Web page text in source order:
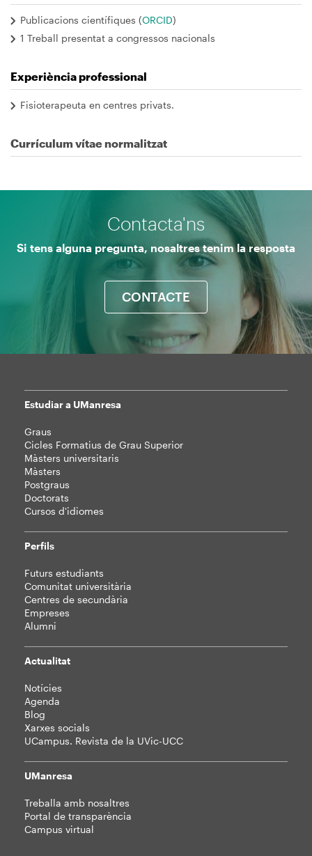
Publicacions científiques (ORCID)
1 Treball presentat a congressos nacionals
Experiència professional
Fisioterapeuta en centres privats.
Currículum vítae normalitzat
Contacta'ns
Si tens alguna pregunta, nosaltres tenim la resposta
CONTACTE
Mapa
web
Estudiar a UManresa
Graus
Cicles Formatius de Grau Superior
Màsters universitaris
Màsters
Postgraus
Doctorats
Cursos d'idiomes
Perfils
Futurs estudiants
Comunitat universitària
Centres de secundària
Empreses
Alumni
Actualitat
Notícies
Agenda
Blog
Xarxes socials
UCampus. Revista de la UVic-UCC
UManresa
Treballa amb nosaltres
Portal de transparència
Campus virtual